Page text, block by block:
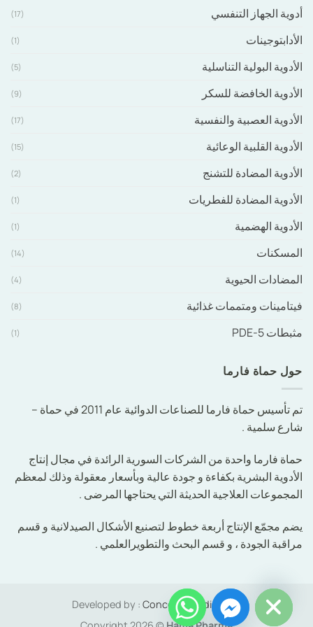
أدوية الجهاز التنفسي (17)
الأدابتوجينات (1)
الأدوية البولية التناسلية (5)
الأدوية الخافضة للسكر (9)
الأدوية العصبية والنفسية (17)
الأدوية القلبية الوعائية (15)
الأدوية المضادة للتشنج (2)
الأدوية المضادة للفطريات (1)
الأدوية الهضمية (1)
المسكنات (14)
المضادات الحيوية (4)
فيتامينات ومتممات غذائية (8)
مثبطات PDE-5 (1)
حول حماة فارما
تم تأسيس حماة فارما للصناعات الدوائية عام 2011 في حماة –
شارع سلمية .
حماة فارما واحدة من الشركات السورية الرائدة في مجال إنتاج
الأدوية البشرية بكفاءة و جودة عالية وبأسعار معقولة وذلك لمعظم
المجموعات العلاجية الحديثة التي يحتاجها المرضى .
يضم مجمّع الإنتاج أربعة خطوط لتصنيع الأشكال الصيدلانية و قسم
مراقبة الجودة ، و قسم البحث والتطويرالعلمي .
Developed by : Concerto Media L.L.C
chaty